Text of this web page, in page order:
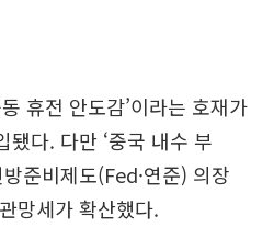
휴전 안도감’이라는 호재가
됐다. 다만 ‘중국 내수 부
준비제도(Fed·연준) 의장
망세가 확산했다.